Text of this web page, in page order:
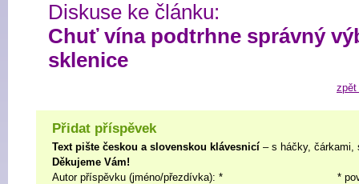
Diskuse ke článku:
Chuť vína podtrhne správný
sklenice
zpět
Přidat příspěvek
Text pište českou a slovenskou klávesnicí – s háčky, čárkami,
Děkujeme Vám!
*
Autor příspěvku (jméno/přezdívka): *